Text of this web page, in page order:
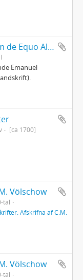
Appendix ad Codicillum de Equo Albo
Emanuel
[ca 1700]
Völschow
tal
Afskrifna af C.M.
Völschow
tal